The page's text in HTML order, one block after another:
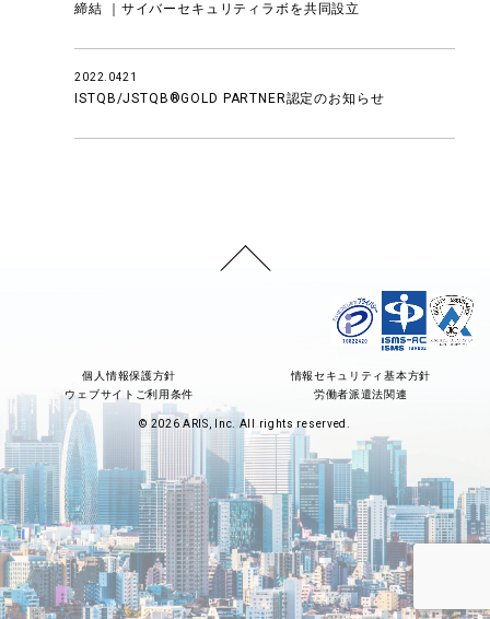
締結 ｜サイバーセキュリティラボを共同設立
2022.0421
ISTQB/JSTQB®︎GOLD PARTNER認定のお知らせ
個人情報保護方針
情報セキュリティ基本方針
ウェブサイトご利用条件
労働者派遣法関連
© 2026 ARIS, Inc. All rights reserved.